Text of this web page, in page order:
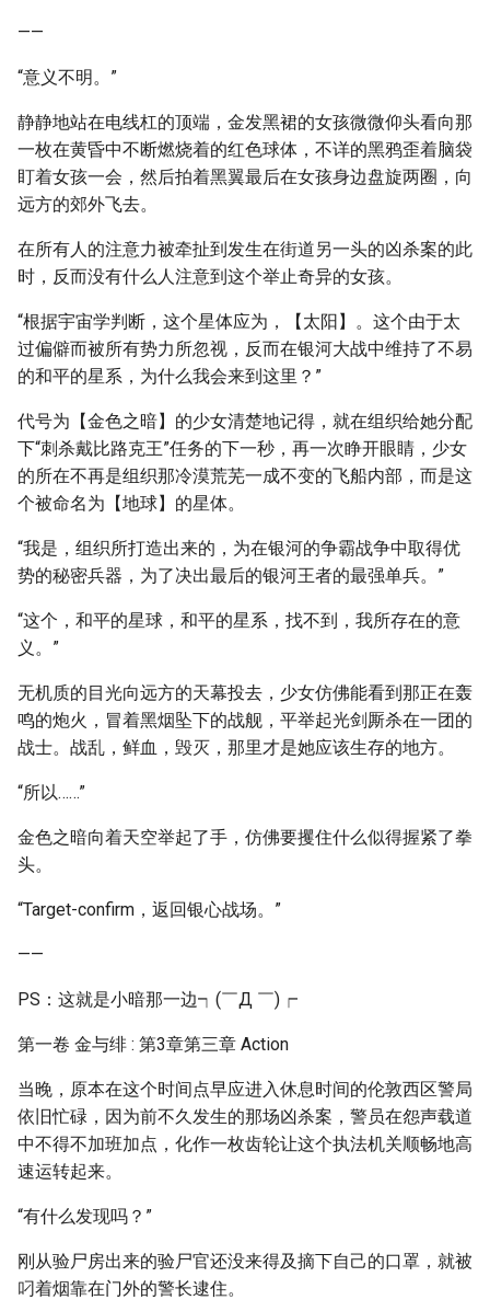
——
“意义不明。”
静静地站在电线杠的顶端，金发黑裙的女孩微微仰头看向那
一枚在黄昏中不断燃烧着的红色球体，不详的黑鸦歪着脑袋
盯着女孩一会，然后拍着黑翼最后在女孩身边盘旋两圈，向
远方的郊外飞去。
在所有人的注意力被牵扯到发生在街道另一头的凶杀案的此
时，反而没有什么人注意到这个举止奇异的女孩。
“根据宇宙学判断，这个星体应为，【太阳】。这个由于太
过偏僻而被所有势力所忽视，反而在银河大战中维持了不易
的和平的星系，为什么我会来到这里？”
代号为【金色之暗】的少女清楚地记得，就在组织给她分配
下“刺杀戴比路克王”任务的下一秒，再一次睁开眼睛，少女
的所在不再是组织那冷漠荒芜一成不变的飞船内部，而是这
个被命名为【地球】的星体。
“我是，组织所打造出来的，为在银河的争霸战争中取得优
势的秘密兵器，为了决出最后的银河王者的最强单兵。”
“这个，和平的星球，和平的星系，找不到，我所存在的意
义。”
无机质的目光向远方的天幕投去，少女仿佛能看到那正在轰
鸣的炮火，冒着黑烟坠下的战舰，平举起光剑厮杀在一团的
战士。战乱，鲜血，毁灭，那里才是她应该生存的地方。
“所以……”
金色之暗向着天空举起了手，仿佛要攫住什么似得握紧了拳
头。
“Target-confirm，返回银心战场。”
——
PS：这就是小暗那一边┑(￣Д ￣)┍
第一卷 金与绯 : 第3章第三章 Action
当晚，原本在这个时间点早应进入休息时间的伦敦西区警局
依旧忙碌，因为前不久发生的那场凶杀案，警员在怨声载道
中不得不加班加点，化作一枚齿轮让这个执法机关顺畅地高
速运转起来。
“有什么发现吗？”
刚从验尸房出来的验尸官还没来得及摘下自己的口罩，就被
叼着烟靠在门外的警长逮住。